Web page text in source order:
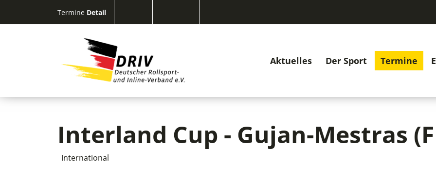
Termine Detail
Aktuelles Der Sport Termine
Interland Cup - Gujan-Mestras
International